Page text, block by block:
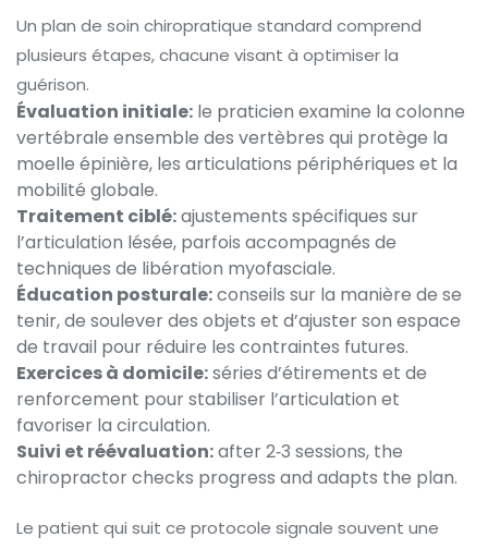
Un plan de soin chiropratique standard comprend
plusieurs étapes, chacune visant à optimiser la
guérison.
Évaluation initiale: le praticien examine la colonne
vertébrale ensemble des vertèbres qui protège la
moelle épinière, les articulations périphériques et la
mobilité globale.
Traitement ciblé:ajustements spécifiques sur
l’articulation lésée, parfois accompagnés de
techniques de libération myofasciale.
Éducation posturale:conseils sur la manière de se
tenir, de soulever des objets et d’ajuster son espace
de travail pour réduire les contraintes futures.
Exercices à domicile:séries d’étirements et de
renforcement pour stabiliser l’articulation et
favoriser la circulation.
Suivi et réévaluation:after 2‑3 sessions, the
chiropractor checks progress and adapts the plan.
Le patient qui suit ce protocole signale souvent une